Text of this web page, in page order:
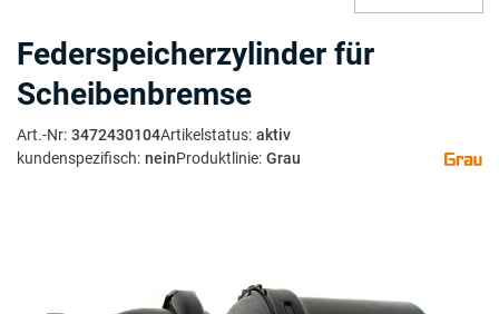
Federspeicherzylinder für
Scheibenbremse
Art.-Nr: 3472430104Artikelstatus: aktiv
kundenspezifisch: neinProduktlinie: Grau